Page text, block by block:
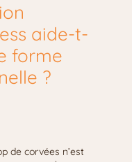
aide-t-
forme
?
de corvées n’est